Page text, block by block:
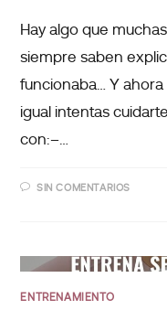
Hay algo que
siempre saben
funcionaba… Y
igual intentas
con:–…
SIN COMENTARIOS
ENTRENAMIENTO